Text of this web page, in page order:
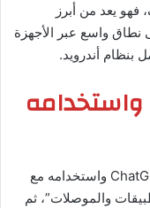
فهو يعد من أبرز
نطاق واسع عبر الأجهزة
بنظام أندرويد.
كيفية إضافة ChatGPT واستخدامه
ونستعرض بالسطور التالية كيفية إضافة ChatGPT واستخدامه مع
والموصلات”، ثم